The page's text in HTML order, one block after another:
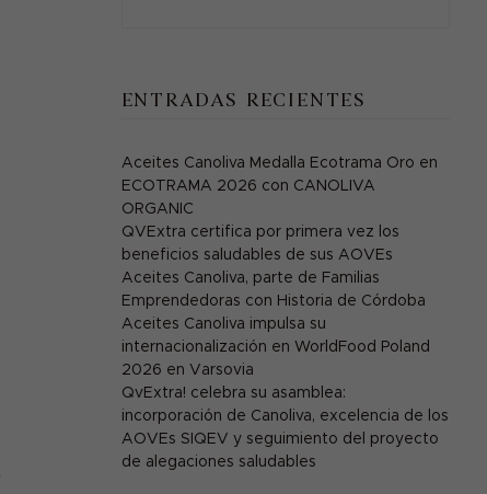
ENTRADAS RECIENTES
Aceites Canoliva Medalla Ecotrama Oro en
ECOTRAMA 2026 con CANOLIVA
ORGANIC
QVExtra certifica por primera vez los
beneficios saludables de sus AOVEs
Aceites Canoliva, parte de Familias
Emprendedoras con Historia de Córdoba
Aceites Canoliva impulsa su
internacionalización en WorldFood Poland
2026 en Varsovia
QvExtra! celebra su asamblea:
incorporación de Canoliva, excelencia de los
AOVEs SIQEV y seguimiento del proyecto
de alegaciones saludables